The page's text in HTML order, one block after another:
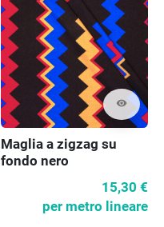
visibility
Maglia a zigzag su
fondo nero
15,30 €
per metro lineare